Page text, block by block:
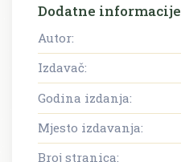
Dodatne informacije
Autor:
Izdavač:
Godina izdanja:
Mjesto izdavanja:
Broj stranica: